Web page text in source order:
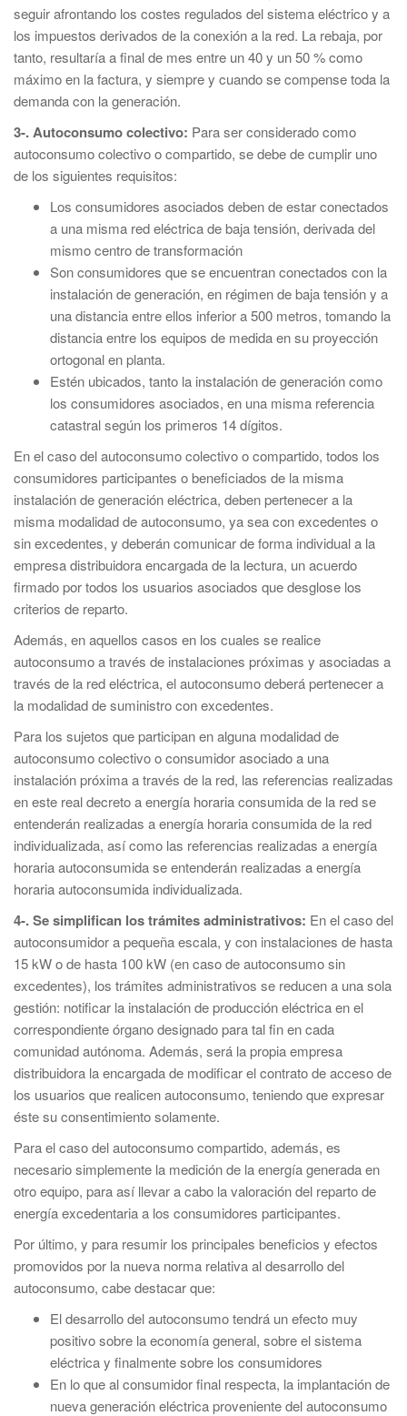
seguir afrontando los costes regulados del sistema eléctrico y a
los impuestos derivados de la conexión a la red. La rebaja, por
tanto, resultaría a final de mes entre un 40 y un 50 % como
máximo en la factura, y siempre y cuando se compense toda la
demanda con la generación.
3-. Autoconsumo colectivo: Para ser considerado como
autoconsumo colectivo o compartido, se debe de cumplir uno
de los siguientes requisitos:
Los consumidores asociados deben de estar conectados
a una misma red eléctrica de baja tensión, derivada del
mismo centro de transformación
Son consumidores que se encuentran conectados con la
instalación de generación, en régimen de baja tensión y a
una distancia entre ellos inferior a 500 metros, tomando la
distancia entre los equipos de medida en su proyección
ortogonal en planta.
Estén ubicados, tanto la instalación de generación como
los consumidores asociados, en una misma referencia
catastral según los primeros 14 dígitos.
En el caso del autoconsumo colectivo o compartido, todos los
consumidores participantes o beneficiados de la misma
instalación de generación eléctrica, deben pertenecer a la
misma modalidad de autoconsumo, ya sea con excedentes o
sin excedentes, y deberán comunicar de forma individual a la
empresa distribuidora encargada de la lectura, un acuerdo
firmado por todos los usuarios asociados que desglose los
criterios de reparto.
Además, en aquellos casos en los cuales se realice
autoconsumo a través de instalaciones próximas y asociadas a
través de la red eléctrica, el autoconsumo deberá pertenecer a
la modalidad de suministro con excedentes.
Para los sujetos que participan en alguna modalidad de
autoconsumo colectivo o consumidor asociado a una
instalación próxima a través de la red, las referencias realizadas
en este real decreto a energía horaria consumida de la red se
entenderán realizadas a energía horaria consumida de la red
individualizada, así como las referencias realizadas a energía
horaria autoconsumida se entenderán realizadas a energía
horaria autoconsumida individualizada.
4-. Se simplifican los trámites administrativos: En el caso del
autoconsumidor a pequeña escala, y con instalaciones de hasta
15 kW o de hasta 100 kW (en caso de autoconsumo sin
excedentes), los trámites administrativos se reducen a una sola
gestión: notificar la instalación de producción eléctrica en el
correspondiente órgano designado para tal fin en cada
comunidad autónoma. Además, será la propia empresa
distribuidora la encargada de modificar el contrato de acceso de
los usuarios que realicen autoconsumo, teniendo que expresar
éste su consentimiento solamente.
Para el caso del autoconsumo compartido, además, es
necesario simplemente la medición de la energía generada en
otro equipo, para así llevar a cabo la valoración del reparto de
energía excedentaria a los consumidores participantes.
Por último, y para resumir los principales beneficios y efectos
promovidos por la nueva norma relativa al desarrollo del
autoconsumo, cabe destacar que:
El desarrollo del autoconsumo tendrá un efecto muy
positivo sobre la economía general, sobre el sistema
eléctrica y finalmente sobre los consumidores
En lo que al consumidor final respecta, la implantación de
nueva generación eléctrica proveniente del autoconsumo